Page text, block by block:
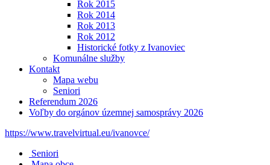
Rok 2015
Rok 2014
Rok 2013
Rok 2012
Historické fotky z Ivanoviec
Komunálne služby
Kontakt
Mapa webu
Seniori
Referendum 2026
Voľby do orgánov územnej samosprávy 2026
https://www.travelvirtual.eu/ivanovce/
Seniori